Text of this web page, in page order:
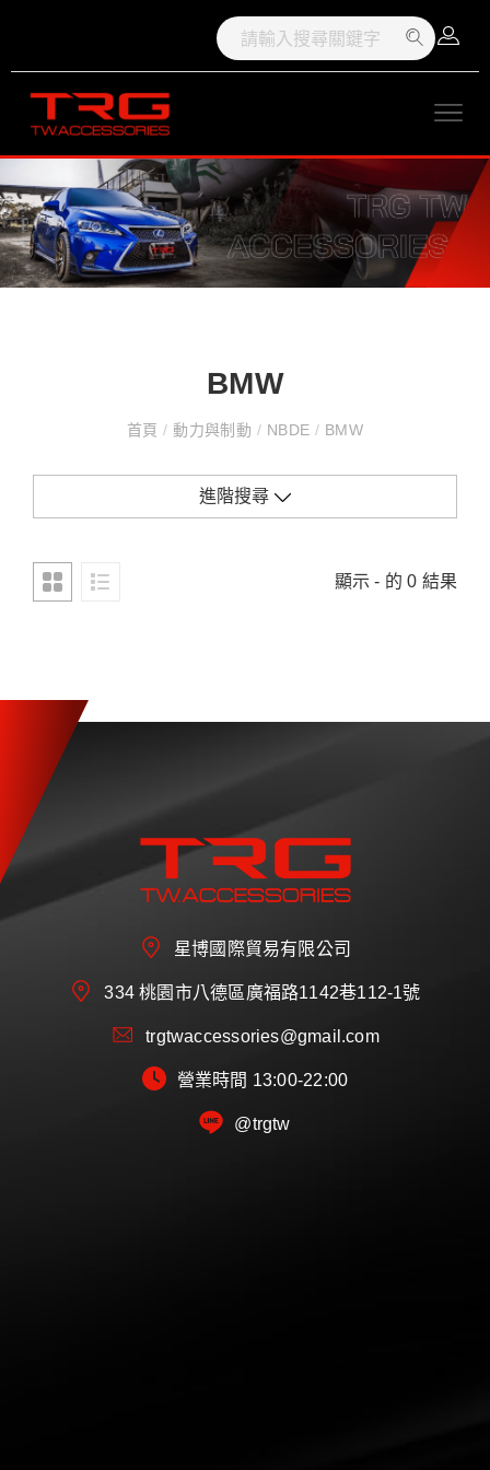
BMW
首頁/ 動力與制動 / NBDE / BMW
進階搜尋
顯示 - 的 0 結果
星博國際貿易有限公司
334 桃園市八德區廣福路1142巷112-1號
trgtwaccessories@gmail.com
營業時間 13:00-22:00
@trgtw